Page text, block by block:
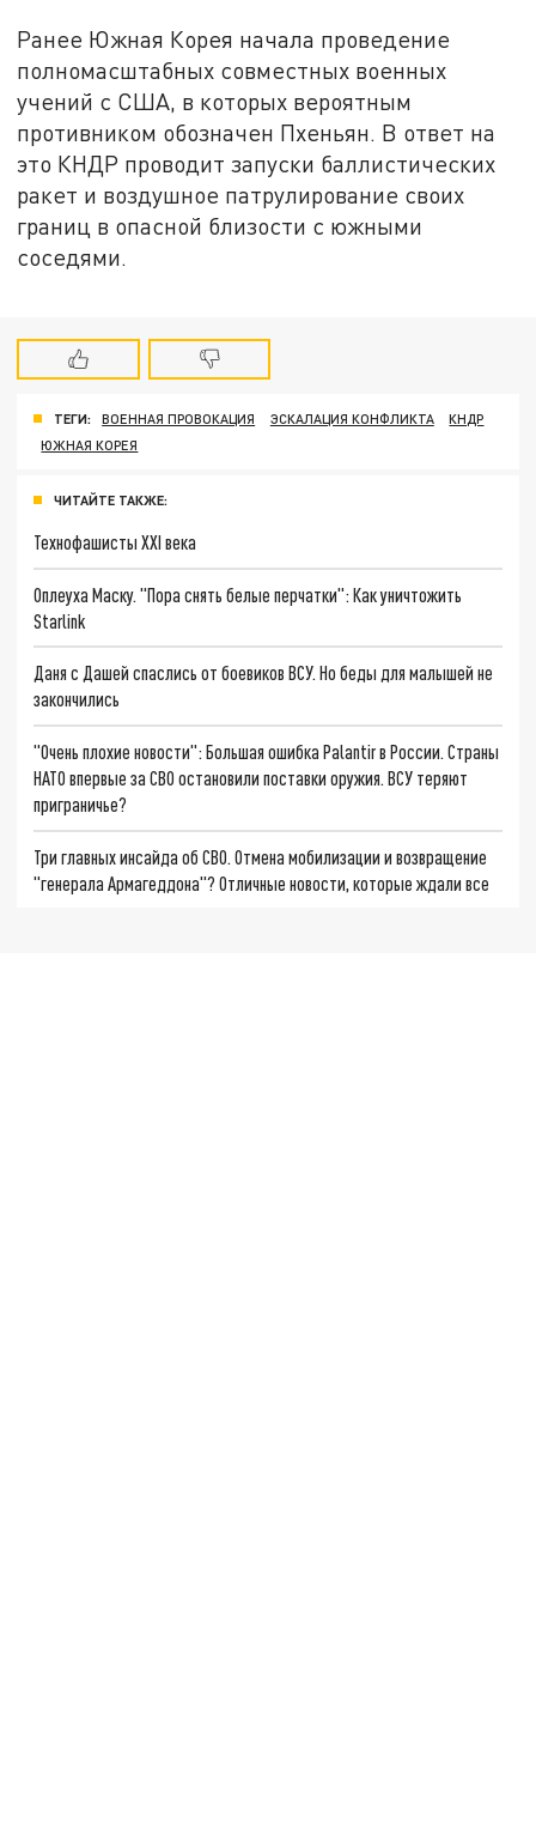
Ранее Южная Корея начала проведение
полномасштабных совместных военных
учений с США, в которых вероятным
противником обозначен Пхеньян. В ответ на
это КНДР проводит запуски баллистических
ракет и воздушное патрулирование своих
границ в опасной близости с южными
соседями.
ТЕГИ: ВОЕННАЯ ПРОВОКАЦИЯ ЭСКАЛАЦИЯ КОНФЛИКТА
КНДР
ЮЖНАЯ КОРЕЯ
ЧИТАЙТЕ ТАКЖЕ:
Технофашисты XXI века
Оплеуха Маску. "Пора снять белые перчатки": Как уничтожить
Starlink
Даня с Дашей спаслись от боевиков ВСУ. Но беды для малышей не
закончились
"Очень плохие новости": Большая ошибка Palantir в России. Страны
НАТО впервые за СВО остановили поставки оружия. ВСУ теряют
приграничье?
Три главных инсайда об СВО. Отмена мобилизации и возвращение
"генерала Армагеддона"? Отличные новости, которые ждали все